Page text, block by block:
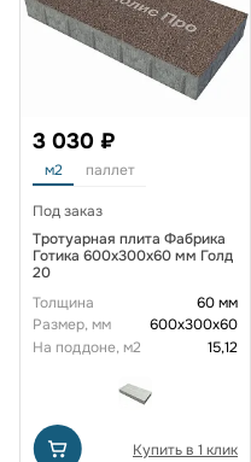
3 030 ₽
м2 паллет
Под заказ
Тротуарная плита Фабрика
Готика 600х300х60 мм Голд
20
Толщина
60 мм
Размер, мм
600х300х60
На поддоне, м2
15,12
Купить в 1 клик